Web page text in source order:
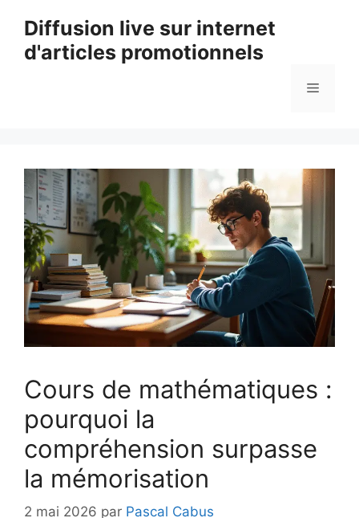
contenu
Diffusion live sur internet
d'articles promotionnels
Menu
Cours de mathématiques :
pourquoi la
compréhension surpasse
la mémorisation
2 mai 2026 par Pascal Cabus